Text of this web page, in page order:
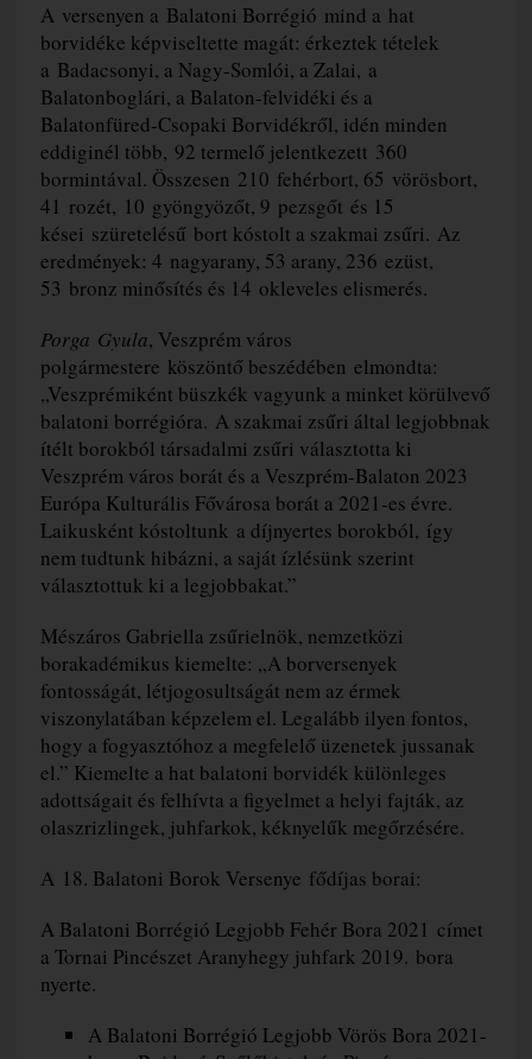
A versenyen a Balatoni Borrégió mind a hat
borvidéke képviseltette magát: érkeztek tételek
a Badacsonyi, a Nagy-Somlói, a Zalai, a
Balatonboglári, a Balaton-felvidéki és a
Balatonfüred-Csopaki Borvidékről, idén minden
eddiginél több, 92 termelő jelentkezett 360
bormintával. Összesen 210 fehérbort, 65 vörösbort,
41 rozét, 10 gyöngyözőt, 9 pezsgőt és 15
kései szüretelésű bort kóstolt a szakmai zsűri. Az
eredmények: 4 nagyarany, 53 arany, 236 ezüst,
53 bronz minősítés és 14 okleveles elismerés.
Porga Gyula, Veszprém város
polgármestere köszöntő beszédében elmondta:
„Veszprémiként büszkék vagyunk a minket körülvevő
balatoni borrégióra. A szakmai zsűri által legjobbnak
ítélt borokból társadalmi zsűri választotta ki
Veszprém város borát és a Veszprém-Balaton 2023
Európa Kulturális Fővárosa borát a 2021-es évre.
Laikusként kóstoltunk a díjnyertes borokból, így
nem tudtunk hibázni, a saját ízlésünk szerint
választottuk ki a legjobbakat.”
Mészáros Gabriella zsűrielnök, nemzetközi
borakadémikus kiemelte: „A borversenyek
fontosságát, létjogosultságát nem az érmek
viszonylatában képzelem el. Legalább ilyen fontos,
hogy a fogyasztóhoz a megfelelő üzenetek jussanak
el.” Kiemelte a hat balatoni borvidék különleges
adottságait és felhívta a figyelmet a helyi fajták, az
olaszrizlingek, juhfarkok, kéknyelűk megőrzésére.
A 18. Balatoni Borok Versenye fődíjas borai:
A Balatoni Borrégió Legjobb Fehér Bora 2021 címet
a Tornai Pincészet Aranyhegy juhfark 2019. bora
nyerte.
A Balatoni Borrégió Legjobb Vörös Bora 2021-